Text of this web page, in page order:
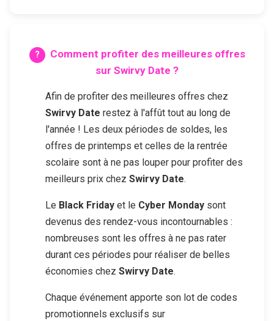
Comment profiter des meilleures offres
sur Swirvy Date ?
Afin de profiter des meilleures offres chez
Swirvy Date restez à l'affût tout au long de
l'année ! Les deux périodes de soldes, les
offres de printemps et celles de la rentrée
scolaire sont à ne pas louper pour profiter des
meilleurs prix chez Swirvy Date.
Le Black Friday et le Cyber Monday sont
devenus des rendez-vous incontournables :
nombreuses sont les offres à ne pas rater
durant ces périodes pour réaliser de belles
économies chez Swirvy Date.
Chaque événement apporte son lot de codes
promotionnels exclusifs sur